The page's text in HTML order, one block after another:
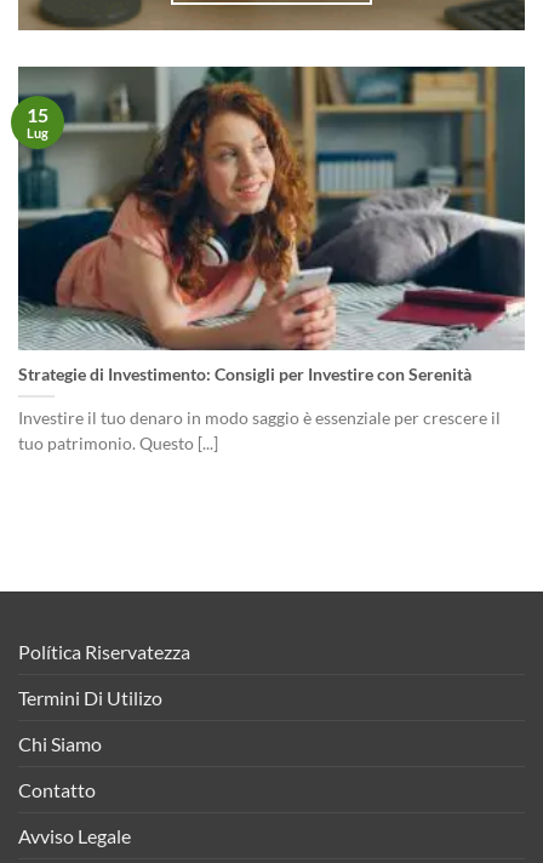
Strategie di Investimento: Consigli per Investire con Serenità
Investire il tuo denaro in modo saggio è essenziale per crescere il
tuo patrimonio. Questo [...]
15
Lug
Política Riservatezza
Termini Di Utilizo
Chi Siamo
Contatto
Avviso Legale